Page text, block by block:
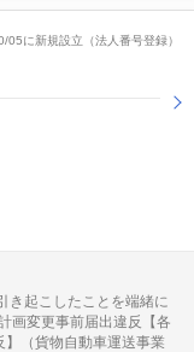
05に新規設立（法人番号登録）
き起こしたことを端緒に
画変更事前届出違反【各
（貨物自動車運送事業